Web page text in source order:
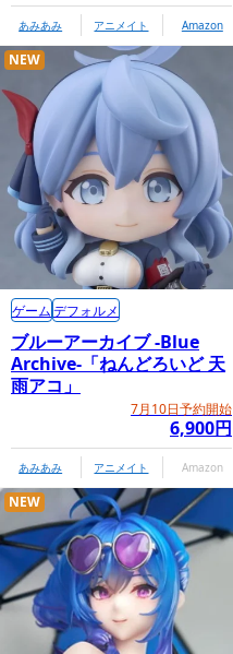
あみあみ アニメイト Amazon
ブルーアーカイブ -Blue
Archive-「ねんどろいど 天
雨アコ」
7月10日予約開始
6,900円
NEW
ゲームデフォルメ
あみあみ アニメイト Amazon
NEW